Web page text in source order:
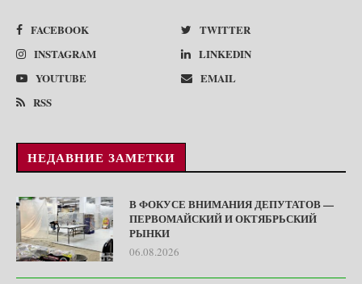
FACEBOOK
TWITTER
INSTAGRAM
LINKEDIN
YOUTUBE
EMAIL
RSS
НЕДАВНИЕ ЗАМЕТКИ
В ФОКУСЕ ВНИМАНИЯ ДЕПУТАТОВ —
ПЕРВОМАЙСКИЙ И ОКТЯБРЬСКИЙ
РЫНКИ
06.08.2026